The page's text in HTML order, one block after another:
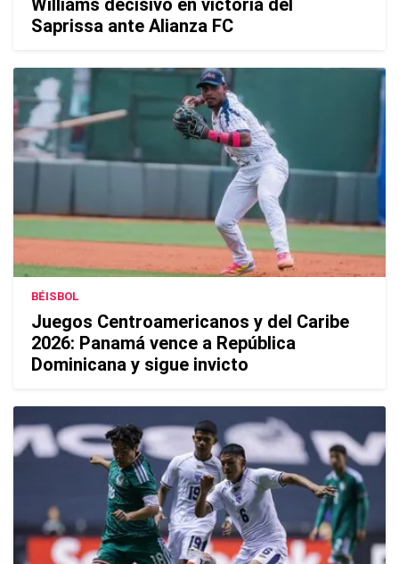
Williams decisivo en victoria del
Saprissa ante Alianza FC
BÉISBOL
Juegos Centroamericanos y del Caribe
2026: Panamá vence a República
Dominicana y sigue invicto